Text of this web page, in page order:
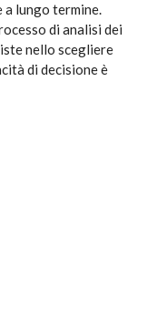
lungo termine.
di analisi dei
nello scegliere
di decisione è